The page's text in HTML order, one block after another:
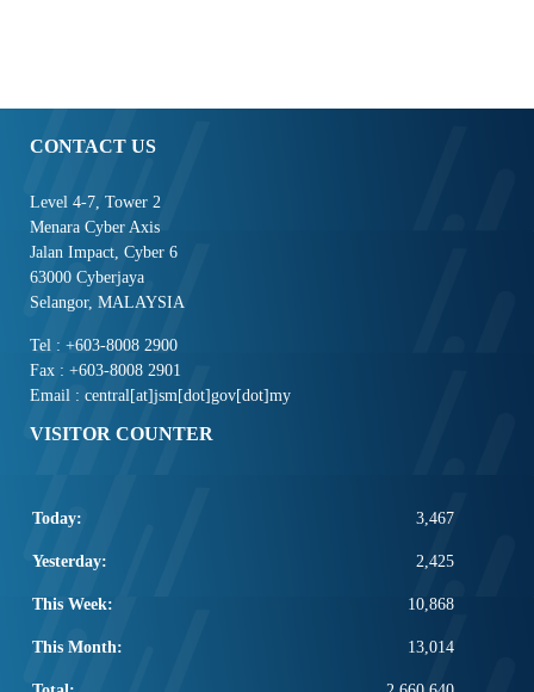
CONTACT US
Level 4-7, Tower 2
Menara Cyber Axis
Jalan Impact, Cyber 6
63000 Cyberjaya
Selangor, MALAYSIA
Tel : +603-8008 2900
Fax : +603-8008 2901
Email : central[at]jsm[dot]gov[dot]my
VISITOR COUNTER
Today: 3,467
Yesterday: 2,425
This Week: 10,868
This Month: 13,014